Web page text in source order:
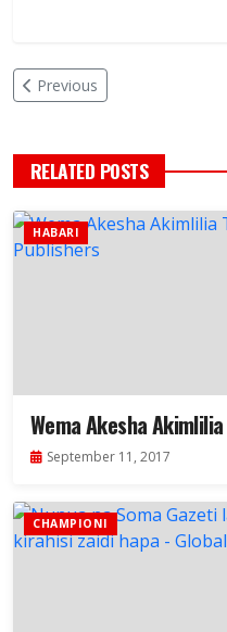
Previous
RELATED POSTS
HABARI
Wema Akesha
September 11, 2017
CHAMPIONI